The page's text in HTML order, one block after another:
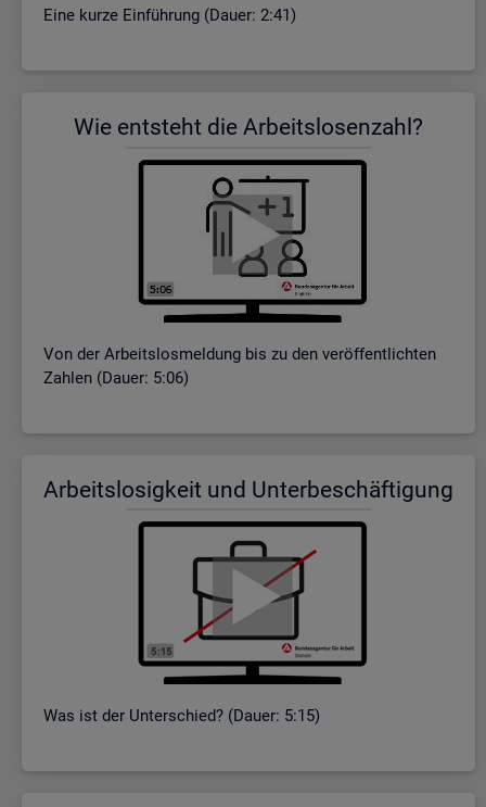
Eine kurze Ein­füh­rung (Dauer: 2:41)
Wie ent­steht die Ar­beits­lo­sen­zahl?
Von der Ar­beits­los­mel­dung bis zu den ver­öf­fent­lich­ten
Zah­len (Dauer: 5:06)
Ar­beits­lo­sig­keit und Un­ter­be­schäf­ti­gung
Was ist der Un­ter­schied? (Dauer: 5:15)